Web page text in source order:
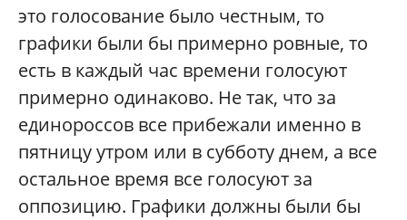
это голосование было честным, то
графики были бы примерно ровные, то
есть в каждый час времени голосуют
примерно одинаково. Не так, что за
единороссов все прибежали именно в
пятницу утром или в субботу днем, а все
остальное время все голосуют за
оппозицию. Графики должны были бы